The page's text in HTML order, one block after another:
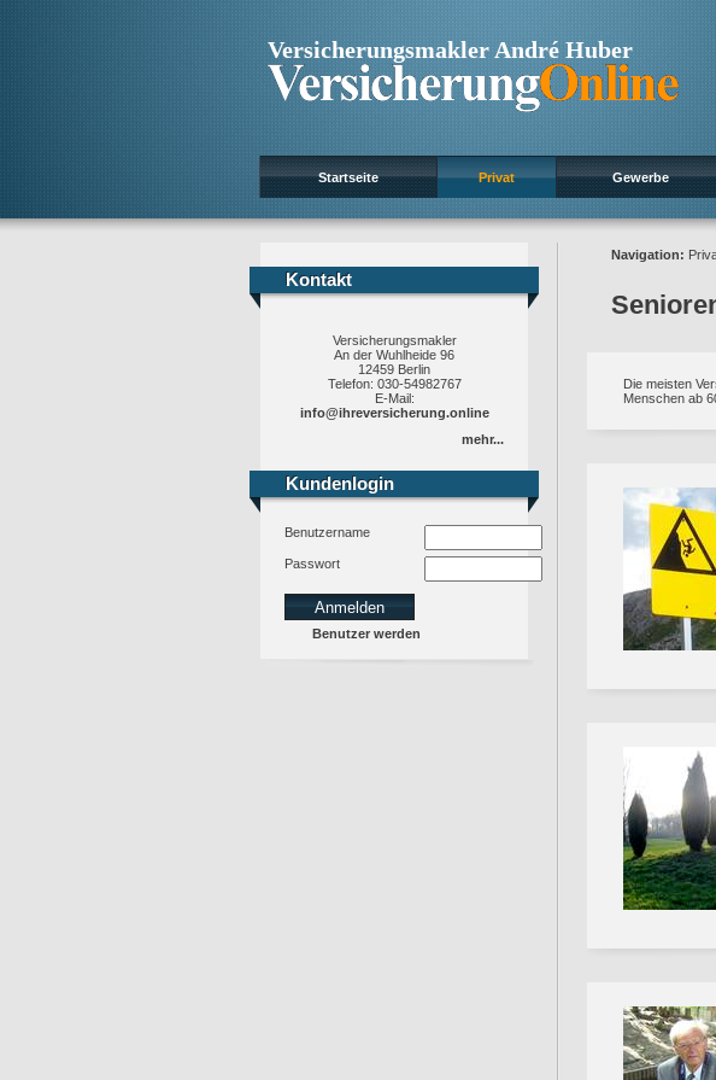
Versicherungsmakler André Huber
Startseite Privat Gewerbe
Kontakt
Kontakt
Versicherungsmakler
An der Wuhlheide 96
12459 Berlin
Telefon: 030-54982767
E-Mail:
info@ihreversicherung.online
mehr...
Kundenlogin
Kundenlogin
Benutzername
Passwort
Benutzer werden
Navigation:
Die meisten
Menschen ab